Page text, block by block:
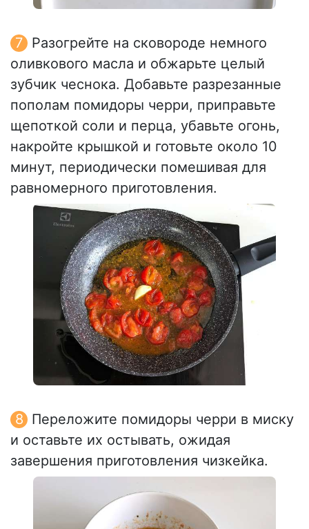
Разогрейте на сковороде немного
оливкового масла и обжарьте целый
зубчик чеснока. Добавьте разрезанные
пополам помидоры черри, приправьте
щепоткой соли и перца, убавьте огонь,
накройте крышкой и готовьте около 10
минут, периодически помешивая для
равномерного приготовления.
Переложите помидоры черри в миску
и оставьте их остывать, ожидая
завершения приготовления чизкейка.